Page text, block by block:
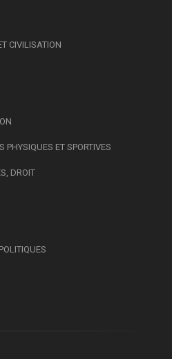
CIVILISATION
PHYSIQUES ET SPORTIVES
DROIT